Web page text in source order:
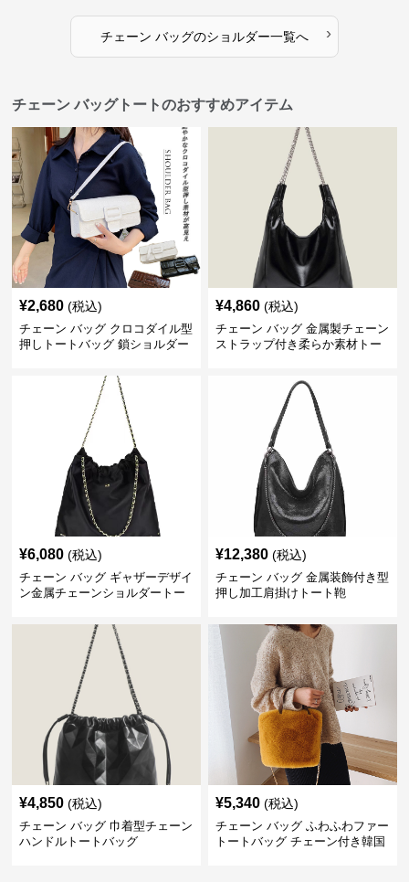
チェーン バッグのショルダー一覧へ ›
チェーン バッグトートのおすすめアイテム
¥2,680 (税込)
チェーン バッグ クロコダイル型
押しトートバッグ 鎖ショルダー
¥4,860 (税込)
チェーン バッグ 金属製チェーン
ストラップ付き柔らか素材トー
¥6,080 (税込)
チェーン バッグ ギャザーデザイ
ン金属チェーンショルダートー
¥12,380 (税込)
チェーン バッグ 金属装飾付き型
押し加工肩掛けトート鞄
¥4,850 (税込)
チェーン バッグ 巾着型チェーン
ハンドルトートバッグ
¥5,340 (税込)
チェーン バッグ ふわふわファー
トートバッグ チェーン付き韓国